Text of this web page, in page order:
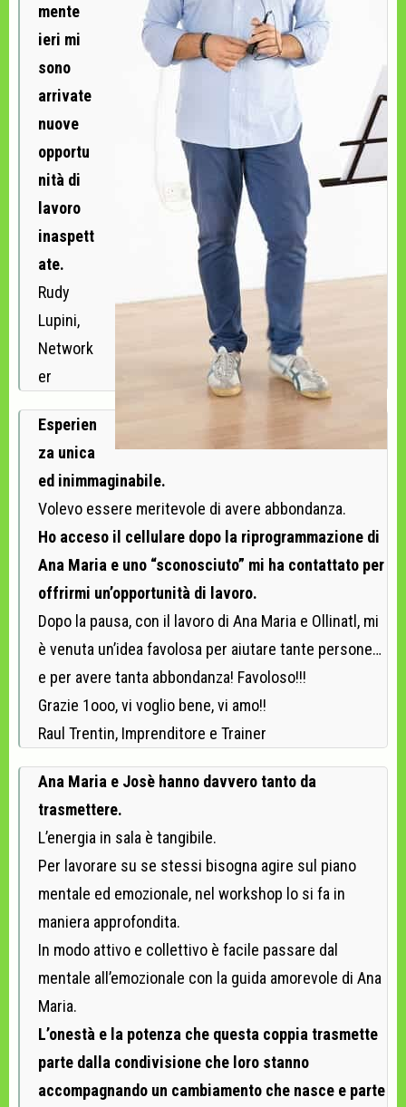
mente
ieri mi
sono
arrivate
nuove
opportu
nità di
lavoro
inaspett
ate.
Rudy
Lupini,
Network
er
Esperien
za unica
ed inimmaginabile.
Volevo essere meritevole di avere abbondanza.
Ho acceso il cellulare dopo la riprogrammazione di
Ana Maria e uno “sconosciuto” mi ha contattato per
offrirmi un’opportunità di lavoro.
Dopo la pausa, con il lavoro di Ana Maria e Ollinatl, mi
è venuta un’idea favolosa per aiutare tante persone…
e per avere tanta abbondanza! Favoloso!!!
Grazie 1ooo, vi voglio bene, vi amo!!
Raul Trentin, Imprenditore e Trainer
Ana Maria e Josè hanno davvero tanto da
trasmettere.
L’energia in sala è tangibile.
Per lavorare su se stessi bisogna agire sul piano
mentale ed emozionale, nel workshop lo si fa in
maniera approfondita.
In modo attivo e collettivo è facile passare dal
mentale all’emozionale con la guida amorevole di Ana
Maria.
L’onestà e la potenza che questa coppia trasmette
parte dalla condivisione che loro stanno
accompagnando un cambiamento che nasce e parte